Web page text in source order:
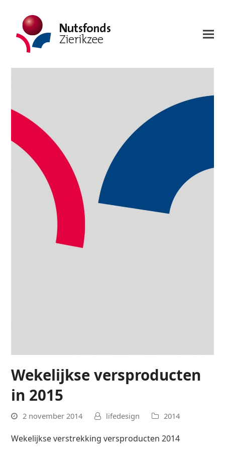
Wekelijkse versproducten
in 2015
2 november 2014 lifedesign 2014
Wekelijkse verstrekking versproducten 2014